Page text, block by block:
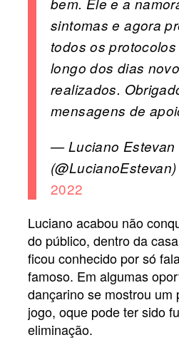
bem. Ele e a
sintomas e agora
todos os
longo dos dias
realizados.
mensagens de
— Luciano Estevan
(@LucianoEstevan)
2022
Luciano acabou não
do público, dentro da
ficou conhecido por só
famoso. Em algumas
dançarino se mostrou um
jogo, oque pode ter sido
eliminação.